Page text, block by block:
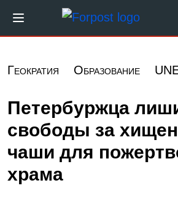
Перейти к основному
Форпост
Геократия Образование
Петербуржца
свободы за
чаши для
храма